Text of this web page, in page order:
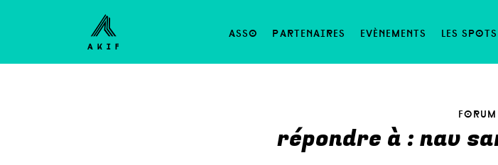
asso partenaires evènements les spots
forum
répondre à : nav